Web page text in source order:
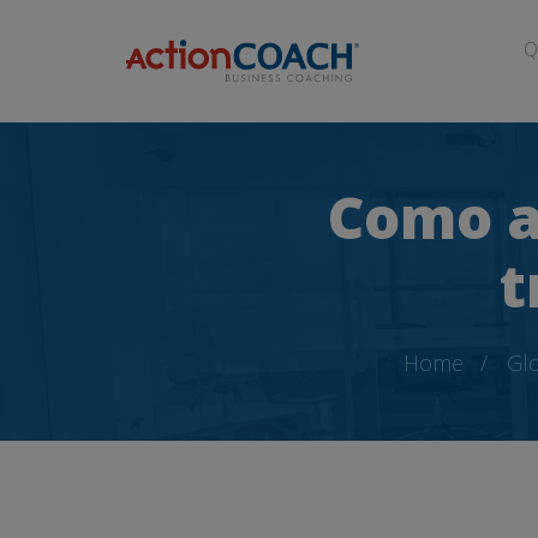
Como
Home